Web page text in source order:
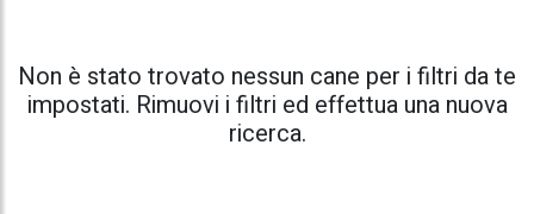
Non è stato trovato nessun cane per i filtri da te
impostati. Rimuovi i filtri ed effettua una nuova
ricerca.